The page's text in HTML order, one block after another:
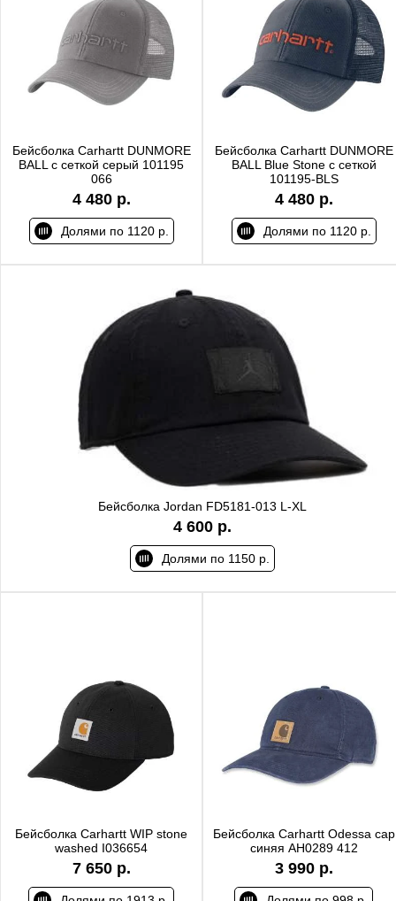
Бейсболка Carhartt DUNMORE
BALL с сеткой серый 101195
066
4 480 р.
Долями по 1120 р.
Бейсболка Carhartt DUNMORE
BALL Blue Stone с сеткой
101195-BLS
4 480 р.
Долями по 1120 р.
Бейсболка Jordan FD5181-013 L-XL
4 600 р.
Долями по 1150 р.
Бейсболка Carhartt WIP stone
washed I036654
7 650 р.
Бейсболка Carhartt Odessa cap
синяя AH0289 412
3 990 р.